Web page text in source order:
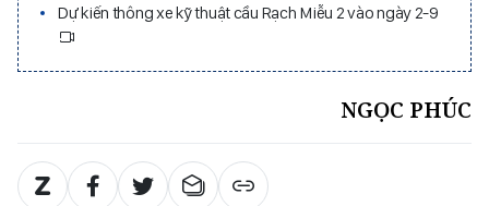
Dự kiến thông xe kỹ thuật cầu Rạch Miễu 2 vào ngày 2-9
NGỌC PHÚC